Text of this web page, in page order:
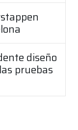
diseño
pruebas